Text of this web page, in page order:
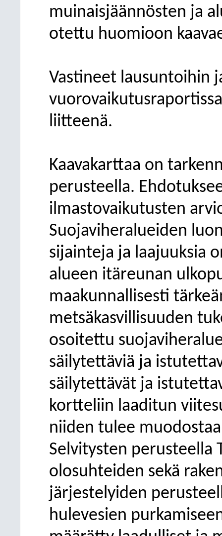
muinaisjäännösten ja
otettu huomioon
Vastineet lausuntoihin
liitteenä.
Kaavakarttaa on
perusteella.
ilmastovaikutusten
Suojaviheralueiden
sijainteja ja laajuuksia
alueen itäreunan
maakunnallisesti
metsäkasvillisuuden
osoitettu
säilytettäviä ja
säilytettävät ja
kortteliin laaditun
niiden tulee
Selvitysten perusteella
olosuhteiden sekä
järjestelyiden
hulevesien